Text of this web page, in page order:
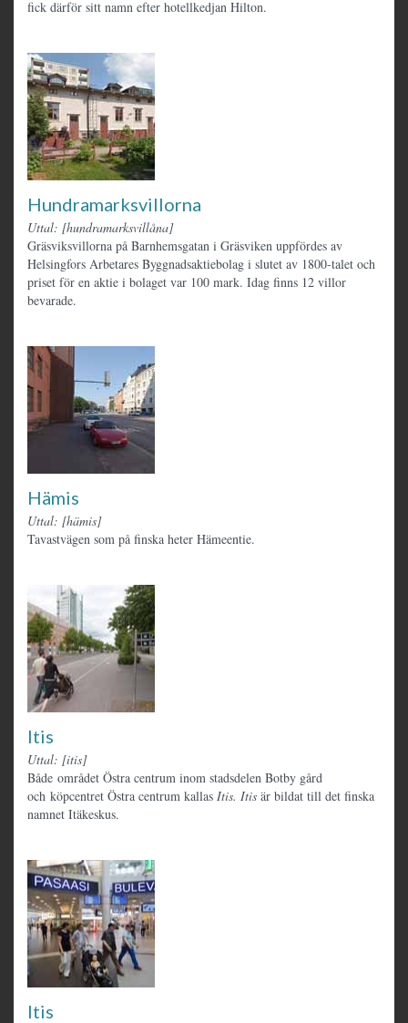
fick därför sitt namn efter hotellkedjan Hilton.
Hundramarksvillorna
Uttal: [hundramarksvillåna]
Gräsviksvillorna på Barnhemsgatan i Gräsviken uppfördes av
Helsingfors Arbetares Byggnadsaktiebolag i slutet av 1800-talet och
priset för en aktie i bolaget var 100 mark. Idag finns 12 villor
bevarade.
Hämis
Uttal: [hämis]
Tavastvägen som på finska heter Hämeentie.
Itis
Uttal: [itis]
Både området Östra centrum inom stadsdelen Botby gård
och köpcentret Östra centrum kallas Itis. Itis är bildat till det finska
namnet Itäkeskus.
Itis